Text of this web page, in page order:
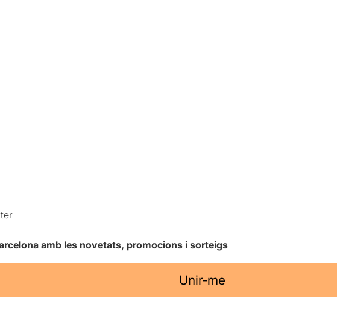
amb les novetats, promocions i sorteigs
Unir-me